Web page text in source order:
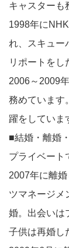
キャスターも
1998年に
れ、スキュー
リポートをし
2006～2009
務めています。
躍をしていま
■結婚・離婚
プライベート
2007年に離
ツマネージメ
婚。出会いは
子供は再婚し